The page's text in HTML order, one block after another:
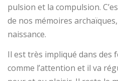
pulsion et la compulsion.
de nos mémoires
naissance.
Il est très impliqué dans des
comme l’attention et il va